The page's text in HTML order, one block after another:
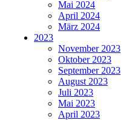
Mai 2024
April 2024
März 2024
2023
November 2023
Oktober 2023
September 2023
August 2023
Juli 2023
Mai 2023
April 2023